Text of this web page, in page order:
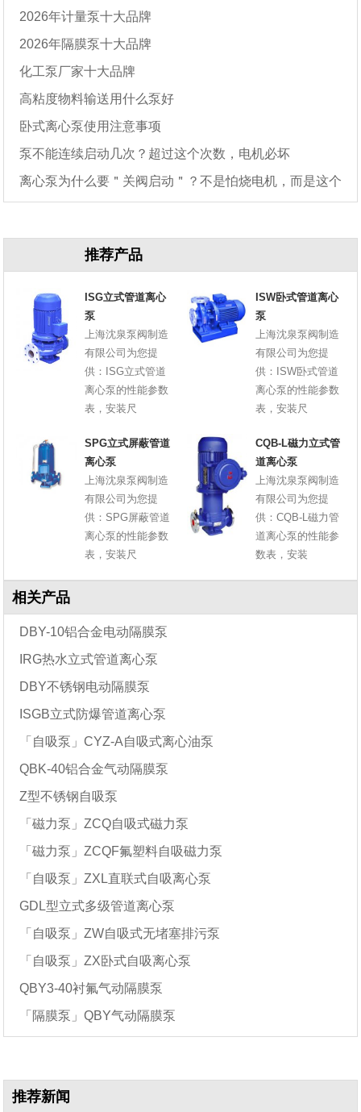
2026年计量泵十大品牌
2026年隔膜泵十大品牌
化工泵厂家十大品牌
高粘度物料输送用什么泵好
卧式离心泵使用注意事项
泵不能连续启动几次？超过这个次数，电机必坏
离心泵为什么要＂关阀启动＂？不是怕烧电机，而是这个
推荐产品
ISG立式管道离心
泵
上海沈泉泵阀制造
有限公司为您提
供：ISG立式管道
离心泵的性能参数
表，安装尺
ISW卧式管道离心
泵
上海沈泉泵阀制造
有限公司为您提
供：ISW卧式管道
离心泵的性能参数
表，安装尺
SPG立式屏蔽管道
离心泵
上海沈泉泵阀制造
有限公司为您提
供：SPG屏蔽管道
离心泵的性能参数
表，安装尺
CQB-L磁力立式管
道离心泵
上海沈泉泵阀制造
有限公司为您提
供：CQB-L磁力管
道离心泵的性能参
数表，安装
相关产品
DBY-10铝合金电动隔膜泵
IRG热水立式管道离心泵
DBY不锈钢电动隔膜泵
ISGB立式防爆管道离心泵
「自吸泵」CYZ-A自吸式离心油泵
QBK-40铝合金气动隔膜泵
Z型不锈钢自吸泵
「磁力泵」ZCQ自吸式磁力泵
「磁力泵」ZCQF氟塑料自吸磁力泵
「自吸泵」ZXL直联式自吸离心泵
GDL型立式多级管道离心泵
「自吸泵」ZW自吸式无堵塞排污泵
「自吸泵」ZX卧式自吸离心泵
QBY3-40衬氟气动隔膜泵
「隔膜泵」QBY气动隔膜泵
推荐新闻